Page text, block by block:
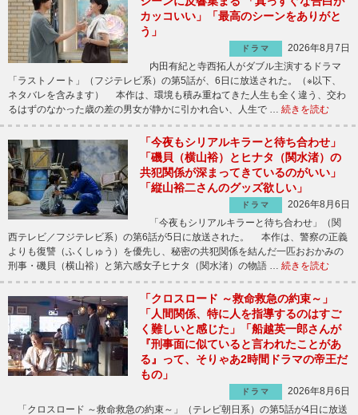
カッコいい」「最高のシーンをありがと
う」
ドラマ
2026年8月7日
内田有紀と寺西拓人がダブル主演するドラマ
「ラストノート」（フジテレビ系）の第5話が、6日に放送された。（※以下、
ネタバレを含みます） 本作は、環境も積み重ねてきた人生も全く違う、交わ
るはずのなかった歳の差の男女が静かに引かれ合い、人生で … 続きを読む
「今夜もシリアルキラーと待ち合わせ」
「磯貝（横山裕）とヒナタ（関水渚）の
共犯関係が深まってきているのがいい」
「縦山裕二さんのグッズ欲しい」
ドラマ
2026年8月6日
「今夜もシリアルキラーと待ち合わせ」（関
西テレビ／フジテレビ系）の第6話が5日に放送された。 本作は、警察の正義
よりも復讐（ふくしゅう）を優先し、秘密の共犯関係を結んだ一匹おおかみの
刑事・磯貝（横山裕）と第六感女子ヒナタ（関水渚）の物語 … 続きを読む
「クロスロード ～救命救急の約束～」
「人間関係、特に人を指導するのはすご
く難しいと感じた」「船越英一郎さんが
『刑事面に似ていると言われたことがあ
る』って、そりゃあ2時間ドラマの帝王だ
もの」
ドラマ
2026年8月6日
「クロスロード ～救命救急の約束～」（テレビ朝日系）の第5話が4日に放送